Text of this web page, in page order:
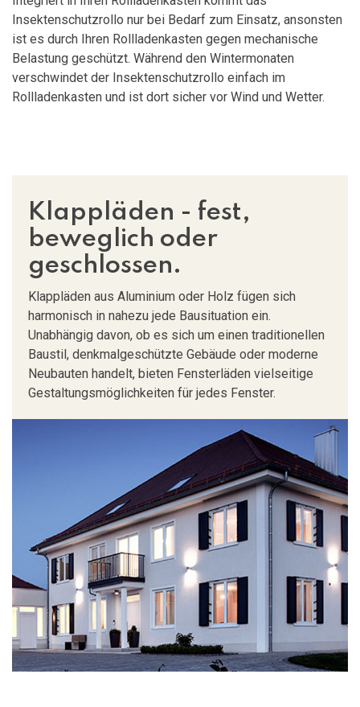
Insektenschutzrollo nur bei Bedarf zum Einsatz, ansonsten
ist es durch Ihren Rollladenkasten gegen mechanische
Belastung geschützt. Während den Wintermonaten
verschwindet der Insektenschutzrollo einfach im
Rollladenkasten und ist dort sicher vor Wind und Wetter.
Klappläden - fest,
beweglich oder
geschlossen.
Klappläden aus Aluminium oder Holz fügen sich
harmonisch in nahezu jede Bausituation ein.
Unabhängig davon, ob es sich um einen traditionellen
Baustil, denkmalgeschützte Gebäude oder moderne
Neubauten handelt, bieten Fensterläden vielseitige
Gestaltungsmöglichkeiten für jedes Fenster.